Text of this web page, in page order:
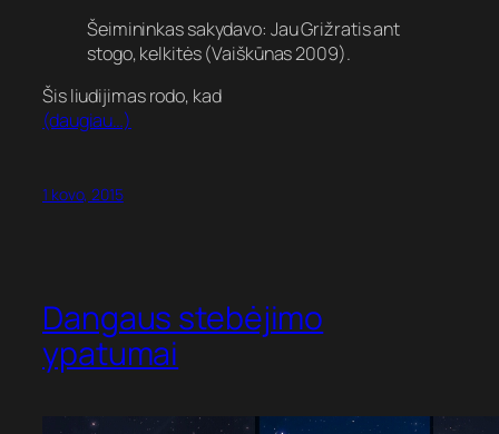
Šeimininkas sakydavo: Jau Grižratis ant
stogo, kelkitės (Vaiškūnas 2009).
Šis liudijimas rodo, kad
(daugiau…)
1 kovo, 2015
Dangaus stebėjimo
ypatumai